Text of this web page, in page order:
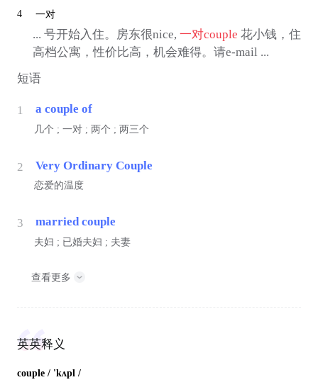
4 一对
... 号开始入住。房东很nice, 一对couple 花小钱，住
高档公寓，性价比高，机会难得。请e-mail ...
短语
1 a couple of
几个 ; 一对 ; 两个 ; 两三个
2 Very Ordinary Couple
恋爱的温度
3 married couple
夫妇 ; 已婚夫妇 ; 夫妻
查看更多
英英释义
couple / 'kʌpl /